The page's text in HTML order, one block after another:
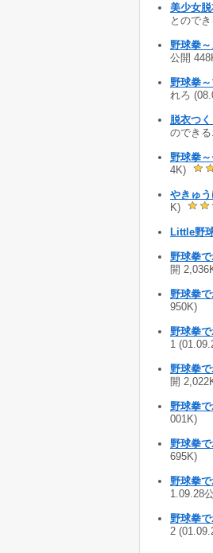
美少女
とので
野球拳
公開
野球拳
れろ
脱衣つ
のでき
野球拳
4K)
やきゅ
K)
Little野
野球拳
開
野球拳
950K)
野球拳
1
野球拳
開
野球拳
001K)
野球拳
695K)
野球拳
1.09.28
野球拳
2